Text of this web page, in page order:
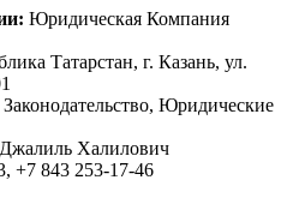
Юридическая Компания
Татарстан, г. Казань, ул.
Юридические
Халилович
+7 843 253-17-46